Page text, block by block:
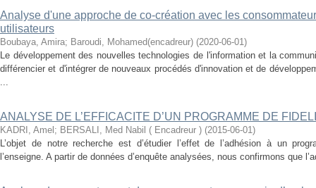
Analyse d'une approche de co-création avec les
utilisateurs
Boubaya, Amira; Baroudi, Mohamed(encadreur) (2020-06-01)
Le développement des nouvelles technologies de l'information et la
différencier et d'intégrer de nouveaux procédés d'innovation et de
...
ANALYSE DE L’EFFICACITE D’UN PROGRAMME DE
KADRI, Amel ; BERSALI, Med Nabil ( Encadreur ) (2015-06-01)
L’objet de notre recherche est d’étudier l’effet de l’adhésion à un
l’enseigne. A partir de données d’enquête analysées, nous confirmons que